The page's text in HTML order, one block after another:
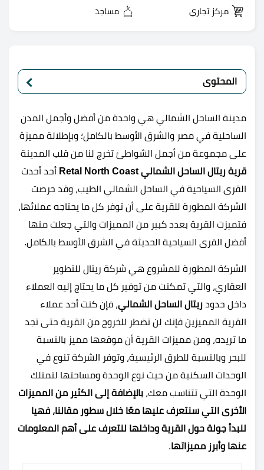
مركز تجاري مساجد
المحتوى
مدينة الساحل الشمالي هي واحدة من أفضل وأجمل المدن
الساحلية في مصر والشرق الأوسط بالكامل؛ وبإطلالة مميزة
على مجموعة من أجمل الشواطئ تخرج لنا من قلب المدينة
قرية ريتال الساحل الشمالي Retal North Coast
أحد أحدث
القرى السياحية في الساحل الشمالي الطيب، وقد حرصت
الشركة المطورة للقرية على أن توفر كل ما يحتاجه عملائها،
فتميزت القرية بعدد كبير من المميزات والتي جعلت منها
أفضل القرى السياحية الحديثة في الشرق الأوسط بالكامل.
الشركة المطورة للمشروع هي شركة ريتال للتطوير
العقاري، والتي تمكنت من توفير كل ما يحتاج إليه العملاء
داخل حدود ريتال الساحل الشمالي، فإن كنت أحد عملاء
القرية المميزين فإنك لن تضطر للخروج من القرية حتى تجد
ما تريده، ومن مميزات القرية أن موقعها مميز بالنسبة
للبحر وبالنسبة للطرق الرئيسية، وتوفر الشركة تنوع في
الوحدات السكنية من حيث نوع الوحدة ومساحتها لتمتلك
الوحدة التي تتناسب معك، بالإضافة إلى الكثير من المميزات
الأخرى التي سنتعرف عليها معًا خلال سطور مقالنا، فهيا
لنبدأ جولة حول القرية وداخلها لنتعرف على أهم المعلومات
عنها وأبرز مميزاتها.